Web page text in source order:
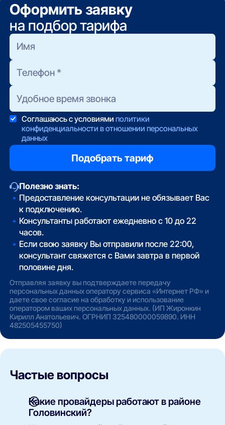
Оформить заявку
на подбор тарифа
Соглашаюсь с условиями политики
конфиденциальности в отношении персональных
данных
Полезно знать:
Предоставление консультации не обязывает Вас
к подключению.
Консультанты работают ежедневно с 10 до 22
часов.
Если свою заявку Вы отправили после 22:00,
консультант свяжется с Вами завтра в первой
половине дня.
Отправляя заявку вы подтверждаете передачу
персональных данных оператору сервиса «Интернет РФ» и
даете свое согласие на обработку и использование
оператором ваших персональных данных. (ИП Жиронкин
Кирилл Анатольевич. ОГРНИП 325480000059890. ИНН
482505455750)
Частые вопросы
Какие провайдеры работают в районе
Головинский?